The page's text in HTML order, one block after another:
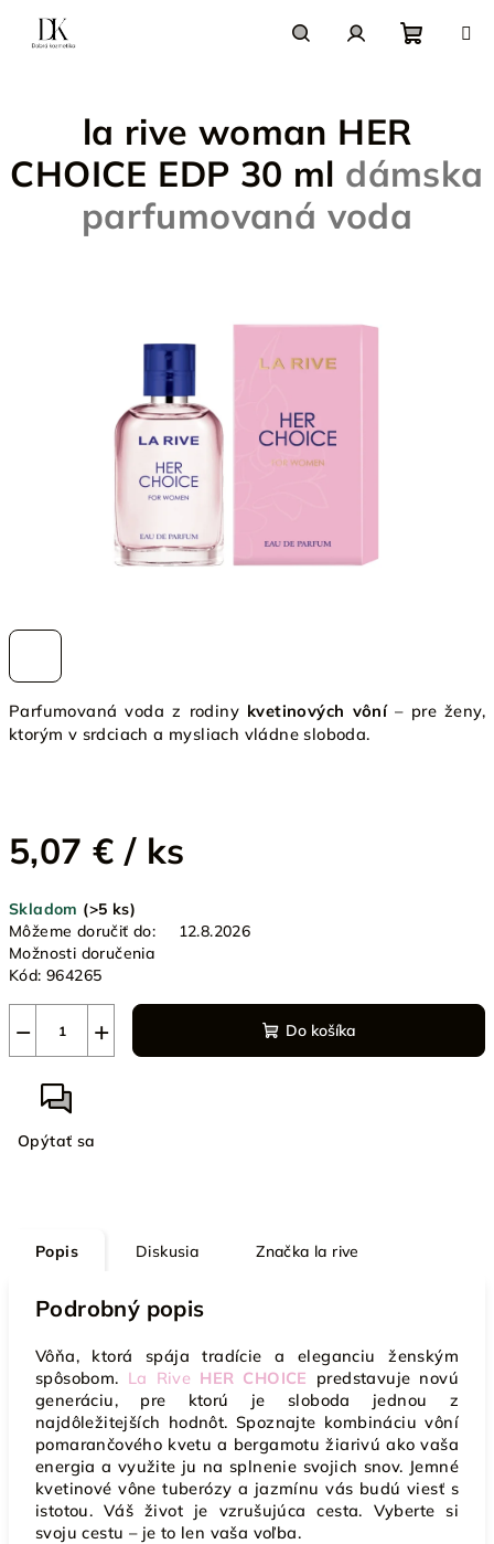
obsah
Parfumovaná voda z rodiny kvetinových vôní– pre ženy,
ktorým v srdciach a mysliach vládne sloboda.
5,07 € / ks
cena:
Skladom (>5 ks)
Môžeme doručiť do:
12.8.2026
Možnosti doručenia
Kód: 964265
+
− Do košíka
Opýtať sa
la rive woman HER
CHOICE EDP 30 ml dámska
parfumovaná voda
Popis Diskusia Značka la rive
Podrobný popis
Vôňa, ktorá spája tradície a eleganciu ženským
spôsobom. La Rive HER CHOICE predstavuje novú
generáciu, pre ktorú je sloboda jednou z
najdôležitejších hodnôt. Spoznajte kombináciu vôní
pomarančového kvetu a bergamotu žiarivú ako vaša
energia a využite ju na splnenie svojich snov. Jemné
kvetinové vône tuberózy a jazmínu vás budú viesť s
istotou. Váš život je vzrušujúca cesta. Vyberte si
svoju cestu – je to len vaša voľba.